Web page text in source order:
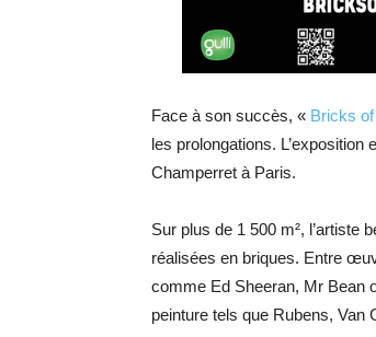
Face à son succès, « Bricks
les prolongations.
Champerret à Paris.
Sur plus de 1 500 m², l’artiste
réalisées en briques. Entre
comme Ed Sheeran, Mr Bean
peinture tels que Rubens, Van